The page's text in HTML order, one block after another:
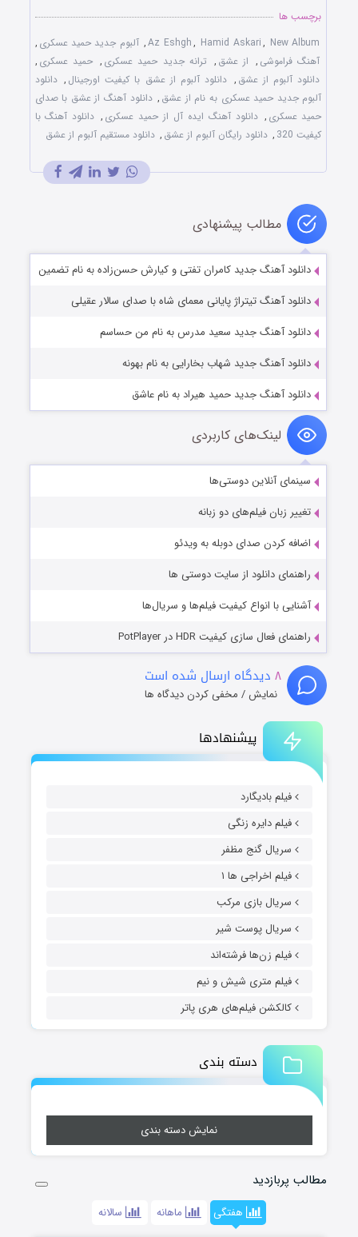
پیشنهادها
فیلم بادیگارد
فیلم دایره زنگی
سریال گنج مظفر
فیلم اخراجی ها ۱
سریال بازی مرکب
سریال پوست شیر
فیلم زن‌ها فرشته‌اند
فیلم متری شیش و نیم
کالکشن فیلم‌های هری پاتر
دسته بندی
نمایش دسته بندی
مطالب پربازدید
هفتگی ماهانه سالانه
برچسب ها
Az Eshgh, Hamid Askari, New Album
, آلبوم جدید حمید عسکری ,
آهنگ فراموشی , از عشق , ترانه جدید حمید عسکری , حمید عسکری ,
دانلود آلبوم از عشق , دانلود آلبوم از عشق با کیفیت اورجینال , دانلود
آلبوم جدید حمید عسکری به نام از عشق , دانلود آهنگ از عشق با صدای
حمید عسکری , دانلود آهنگ ایده آل از حمید عسکری , دانلود آهنگ با
کیفیت 320
, دانلود رایگان آلبوم از عشق , دانلود مستقیم آلبوم از عشق
مطالب پیشنهادی
دانلود آهنگ جدید کامران تفتی و کیارش حسن‌‌زاده به نام تضمین
دانلود آهنگ تیتراژ پایانی معمای شاه با صدای سالار عقیلی
دانلود آهنگ جدید سعید مدرس به نام من حساسم
دانلود آهنگ جدید شهاب بخارایی به نام بهونه
دانلود آهنگ جدید حمید هیراد به نام عاشق
لینک‌های کاربردی
سینمای آنلاین دوستی‌ها
تغییر زبان فیلم‌های دو زبانه
اضافه کردن صدای دوبله به ویدئو
راهنمای دانلود از سایت دوستی ها
آشنایی با انواع کیفیت فیلم‌ها و سریال‌ها
راهنمای فعال سازی کیفیت HDR در PotPlayer
۸ دیدگاه ارسال شده است
نمایش / مخفی کردن دیدگاه ها